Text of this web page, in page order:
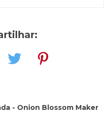
- Onion Blossom Maker